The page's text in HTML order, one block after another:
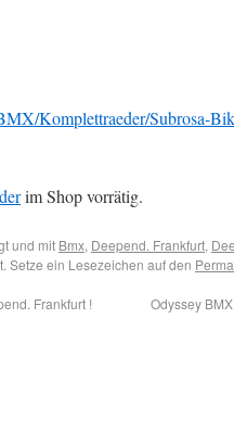
Komplettraeder/Subrosa-
im Shop vorrätig.
und mit Bmx, Deepend. Frankfurt,
Setze ein Lesezeichen auf den
Frankfurt !
Odyssey